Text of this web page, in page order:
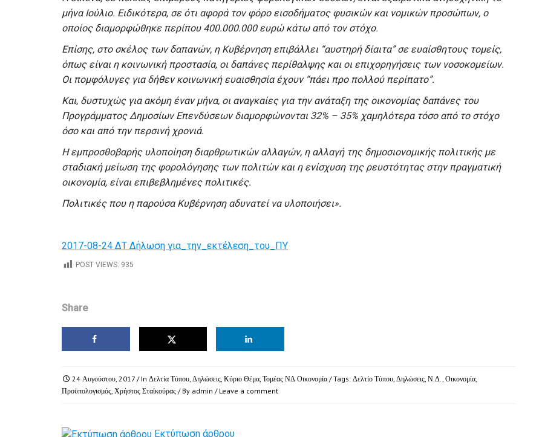
μήνα Ιούλιο. Ειδικότερα, σε ότι αφορά τον φόρο εισοδήματος φυσικών και νομικών προσώπων, ο
οποίος διαμορφώθηκε περίπου 400.000.000 ευρώ κάτω από τον στόχο.
Επίσης, στο σκέλος των δαπανών, η Κυβέρνηση επιβάλλει “αυστηρή δίαιτα” σε ευαίσθητους τομείς,
όπως είναι η κοινωνική προστασία, οι δαπάνες περίθαλψης και οι επιχορηγήσεις των νοσοκομείων.
Οι πομφόλυγες για δήθεν κοινωνική ευαισθησία έχουν “πάει προ πολλού περίπατο”.
Και, δυστυχώς για ακόμη έναν μήνα, οι αναγκαίες για την ανάταξη της οικονομίας δαπάνες του
Προγράμματος Δημοσίων Επενδύσεων διαμορφώνονται 32% – 35% χαμηλότερα τόσο από το στόχο
όσο και από την περσινή χρονιά.
Η εμπροσθοβαρής υλοποίηση διαρθρωτικών αλλαγών, η αλλαγή της δημοσιονομικής πολιτικής με
σταδιακή μείωση της φορολόγησης των πολιτών και η ενίσχυση της ρευστότητας στην πραγματική
οικονομία, είναι επιβεβλημένες πολιτικές.
Πολιτικές που η παρούσα Κυβέρνηση αδυνατεί να υλοποιήσει».
2017-08-24 ΔΤ Δήλωση για_την_εκτέλεση_του_ΠΥ
POST VIEWS: 935
Share
24 Αυγούστου, 2017 / In Δελτία Τύπου Δηλώσεις Κύριο Θέμα Τομέας ΝΔ Οικονομία / Tags: Δελτίο Τύπου Δηλώσεις Ν.Δ. Οικονομία
Προϋπολογισμός Χρήστος Σταϊκούρας / By admin / Leave a comment
Εκτύπωση άρθρου